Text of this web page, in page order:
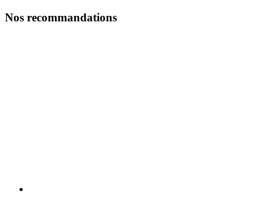
Nos recommandations